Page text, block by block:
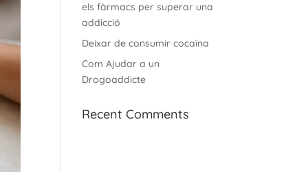
els fàrmacs per superar una
addicció
Deixar de consumir cocaïna
Com Ajudar a un
Drogoaddicte
Recent Comments